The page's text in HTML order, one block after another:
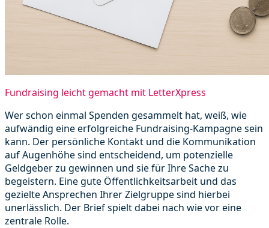
Fundraising leicht gemacht mit LetterXpress
Wer schon einmal Spenden gesammelt hat, weiß, wie
aufwändig eine erfolgreiche Fundraising-Kampagne sein
kann. Der persönliche Kontakt und die Kommunikation
auf Augenhöhe sind entscheidend, um potenzielle
Geldgeber zu gewinnen und sie für Ihre Sache zu
begeistern. Eine gute Öffentlichkeitsarbeit und das
gezielte Ansprechen Ihrer Zielgruppe sind hierbei
unerlässlich. Der Brief spielt dabei nach wie vor eine
zentrale Rolle.